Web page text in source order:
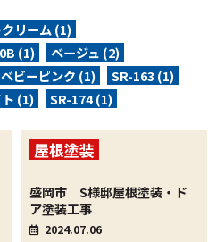
リーム (1)
(1)
ベージュ (2)
ベビーピンク (1)
SR-163 (1)
(1) SR-174 (1)
盛岡市 S様邸屋根塗装・ド
ア塗装工事
2024.07.06
屋根塗装
ム工事